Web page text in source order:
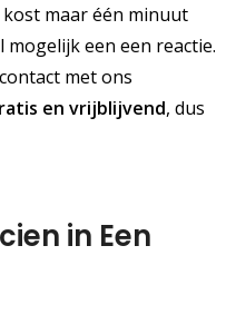
maar één minuut
mogelijk een een reactie.
met ons
en vrijblijvend, dus
in Een